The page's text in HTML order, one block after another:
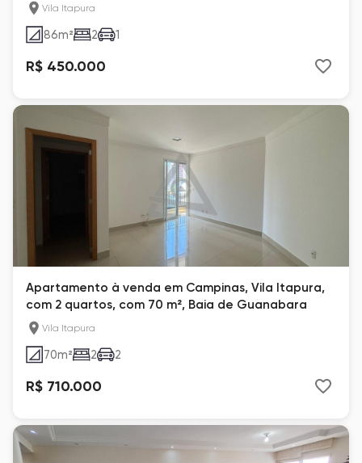
Vila Itapura
86m² 2 1
R$ 450.000
Apartamento à venda em Campinas, Vila Itapura,
com 2 quartos, com 70 m², Baia de Guanabara
Vila Itapura
70m² 2 2
R$ 710.000